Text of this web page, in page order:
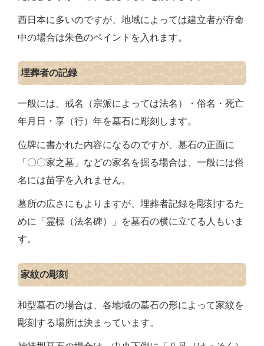
西日本に多いのですが、地域によっては建立者が存命
中の場合は朱色のペイントを入れます。
埋葬者の記録
一般には、戒名（宗派によっては法名）・俗名・死亡
年月日・享（行）年を墓石に彫刻します。
位牌に書かれた内容になるのですが、墓石の正面に
「〇〇家之墓」などの家名を掘る場合は、一般には俗
名には苗字を入れません。
墓所の広さにもよりますが、埋葬者記録を彫刻するた
めに「霊標（法名碑）」を墓石の横に立てる人もいま
す。
家紋の彫刻
和型墓石の場合は、各地域の墓石の形によって家紋を
彫刻する場所は決まっています。